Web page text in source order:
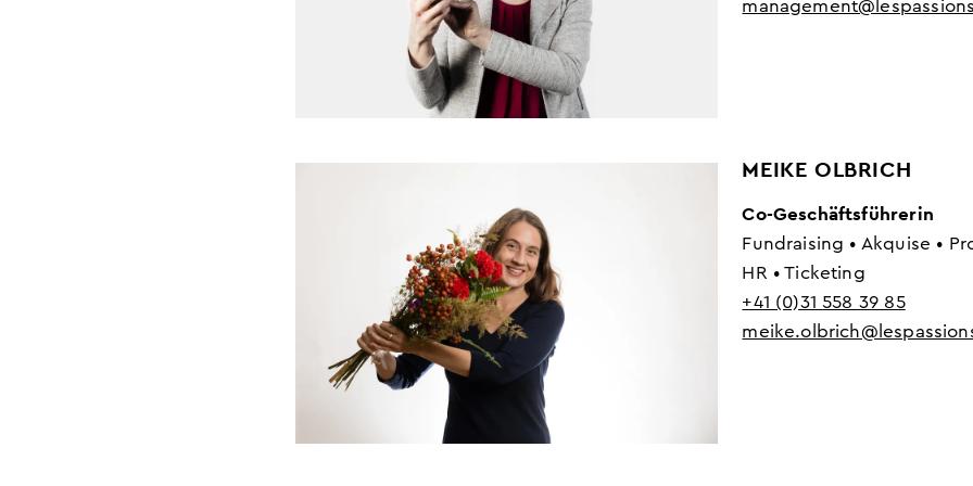
MEIKE OLBRICH
Co-Geschäftsführerin
Fundraising • Akquise •
HR • Ticketing
+41 (0)31 558 39 85